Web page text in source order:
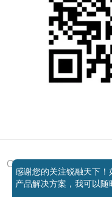
Copyright © 2011 -
京ICP备12037648
感谢您的关注锐融天下
产品解决方案，我可以随